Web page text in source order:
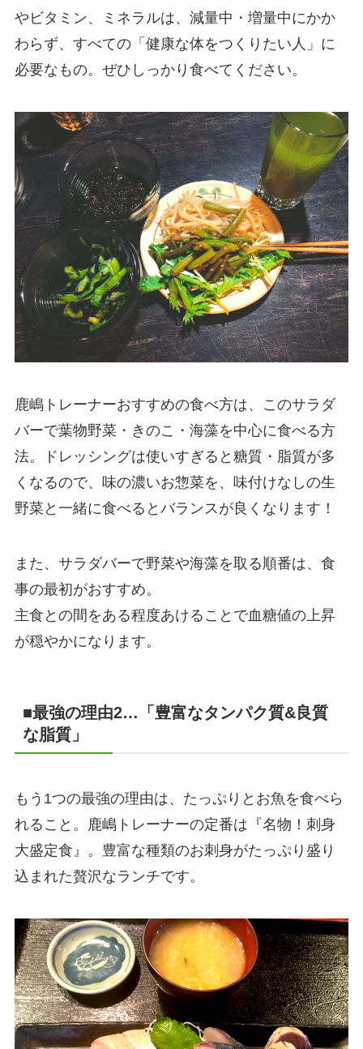
やビタミン、ミネラルは、減量中・増量中にかか
わらず、すべての「健康な体をつくりたい人」に
必要なもの。ぜひしっかり食べてください。
鹿嶋トレーナーおすすめの食べ方は、このサラダ
バーで葉物野菜・きのこ・海藻を中心に食べる方
法。ドレッシングは使いすぎると糖質・脂質が多
くなるので、味の濃いお惣菜を、味付けなしの生
野菜と一緒に食べるとバランスが良くなります！
また、サラダバーで野菜や海藻を取る順番は、食
事の最初がおすすめ。
主食との間をある程度あけることで血糖値の上昇
が穏やかになります。
■最強の理由2…「豊富なタンパク質&良質
な脂質」
もう1つの最強の理由は、たっぷりとお魚を食べら
れること。鹿嶋トレーナーの定番は『名物！刺身
大盛定食』。豊富な種類のお刺身がたっぷり盛り
込まれた贅沢なランチです。